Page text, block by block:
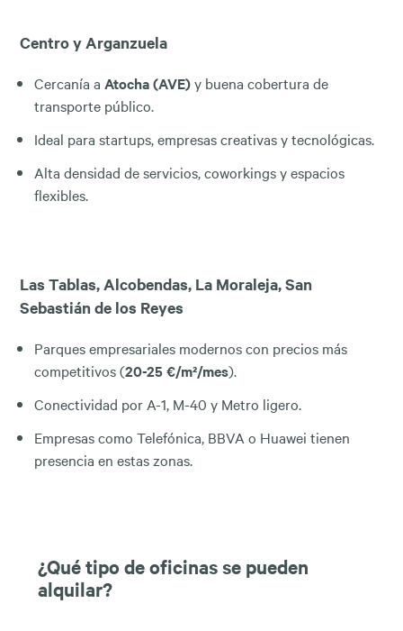
Centro y Arganzuela
Cercanía a Atocha (AVE)y buena cobertura de
transporte público.
Ideal para startups, empresas creativas y tecnológicas.
Alta densidad de servicios, coworkings y espacios
flexibles.
Las Tablas, Alcobendas, La Moraleja, San
Sebastián de los Reyes
Parques empresariales modernos con precios más
competitivos (20-25 €/m²/mes).
Conectividad por A-1, M-40 y Metro ligero.
Empresas como Telefónica, BBVA o Huawei tienen
presencia en estas zonas.
¿Qué tipo de oficinas se pueden
alquilar?